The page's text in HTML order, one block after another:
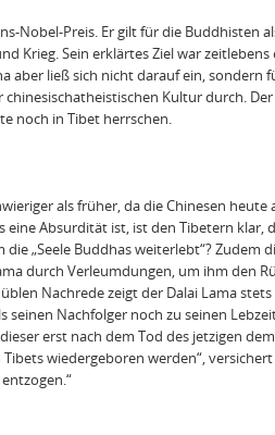
Er gilt für die Buddhisten
Krieg. Sein erklärtes Ziel war
aber ließ sich nicht darauf ein, sondern
Kultur durch.
noch in Tibet herrschen.
als früher, da die Chinesen heute
eine Absurdität ist, ist den Tibetern klar,
„Seele Buddhas weiterlebt“? Zudem
durch Verleumdungen, um ihm den
Nachrede zeigt der Dalai Lama
seinen Nachfolger noch zu seinen
erst nach dem Tod des jetzigen
wiedergeboren werden“,